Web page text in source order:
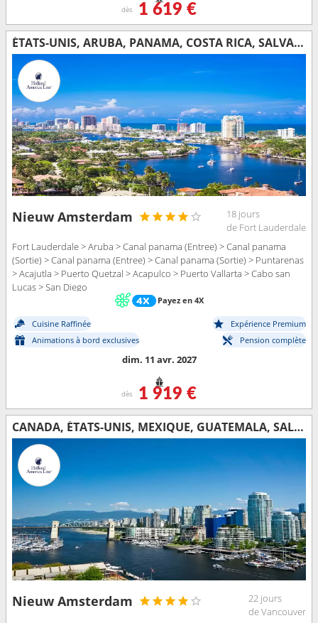
dès 1 619 €
ÉTATS-UNIS, ARUBA, PANAMA, COSTA RICA, SALVADOR, GUATEMALA, MEXIQUE
Nieuw Amsterdam
18 jours
de Fort Lauderdale
Fort Lauderdale > Aruba > Canal panama (Entree) > Canal panama
(Sortie) > Canal panama (Entree) > Canal panama (Sortie) > Puntarenas
> Acajutla > Puerto Quetzal > Acapulco > Puerto Vallarta > Cabo san
Lucas > San Diego
Payez en 4X
Cuisine Raffinée
Expérience Premium
Animations à bord exclusives
Pension complète
dim. 11 avr. 2027
dès 1 919 €
CANADA, ÉTATS-UNIS, MEXIQUE, GUATEMALA, SALVADOR, PANAMA, COLOMBIE, BAHAMAS
Nieuw Amsterdam
22 jours
de Vancouver